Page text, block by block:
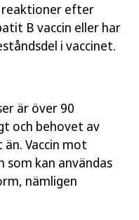
reaktioner efter
B vaccin eller har
i vaccinet.
är över 90
och behovet av
Vaccin mot
kan användas
nämligen